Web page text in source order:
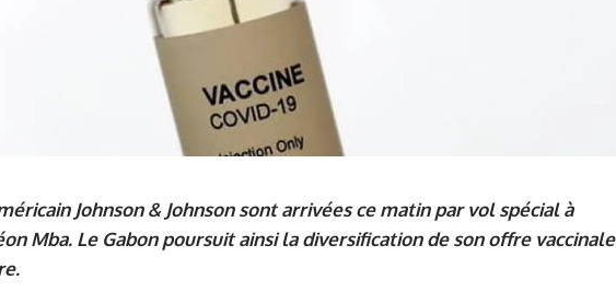
Johnson & Johnson sont arrivées ce matin par vol spécial à
Mba. Le Gabon poursuit ainsi la diversification de son offre vaccinale